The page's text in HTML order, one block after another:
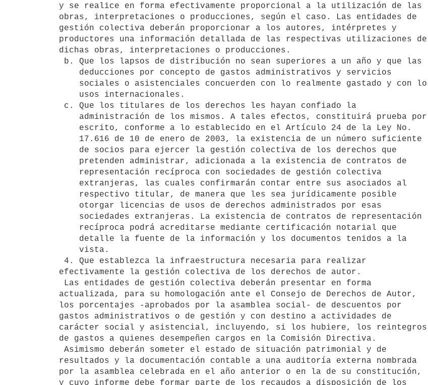
y se realice en forma efectivamente proporcional a la utilización de las
obras, interpretaciones o producciones, según el caso. Las entidades de
gestión colectiva deberán proporcionar a los autores, intérpretes y
productores una información detallada de las respectivas utilizaciones de
dichas obras, interpretaciones o producciones.
efectivamente la gestión colectiva de los derechos de autor.
actualizada, para su homologación ante el Consejo de Derechos de Autor,
los porcentajes -aprobados por la asamblea social- de descuentos por
gastos administrativos o de gestión y con destino a actividades de
carácter social y asistencial, incluyendo, si los hubiere, los reintegros
de gastos a quienes desempeñen cargos en la Comisión Directiva.
resultados y la documentación contable a una auditoría externa nombrada
por la asamblea celebrada en el año anterior o en la de su constitución,
y cuyo informe debe formar parte de los recaudos a disposición de los